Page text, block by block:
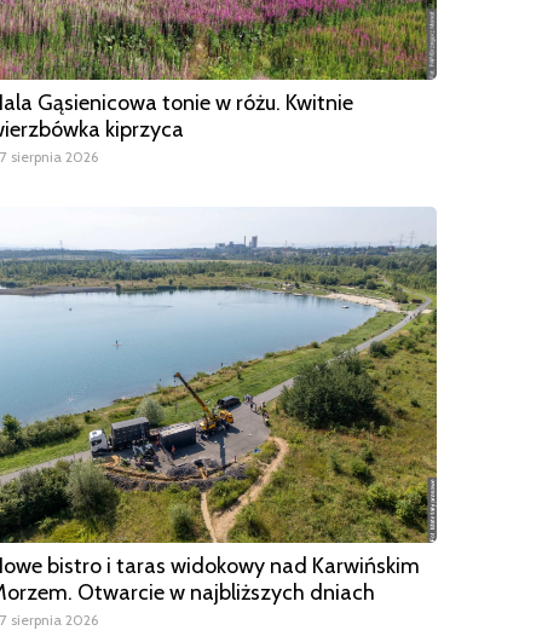
Gąsienicowa tonie w różu. Kwitnie
kiprzyca
sierpnia 2026
bistro i taras widokowy nad Karwińskim
Otwarcie w najbliższych dniach
sierpnia 2026